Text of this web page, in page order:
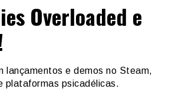
Overloaded e
lançamentos e demos no Steam,
plataformas psicadélicas.